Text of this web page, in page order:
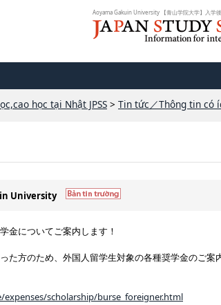
học tại Nhật JPSS > Tin tức／Thông tin có
University
金についてご案内します！
た方のため、外国人留学生対象の各種奨学金のご案
scholarship/burse_foreigner.html